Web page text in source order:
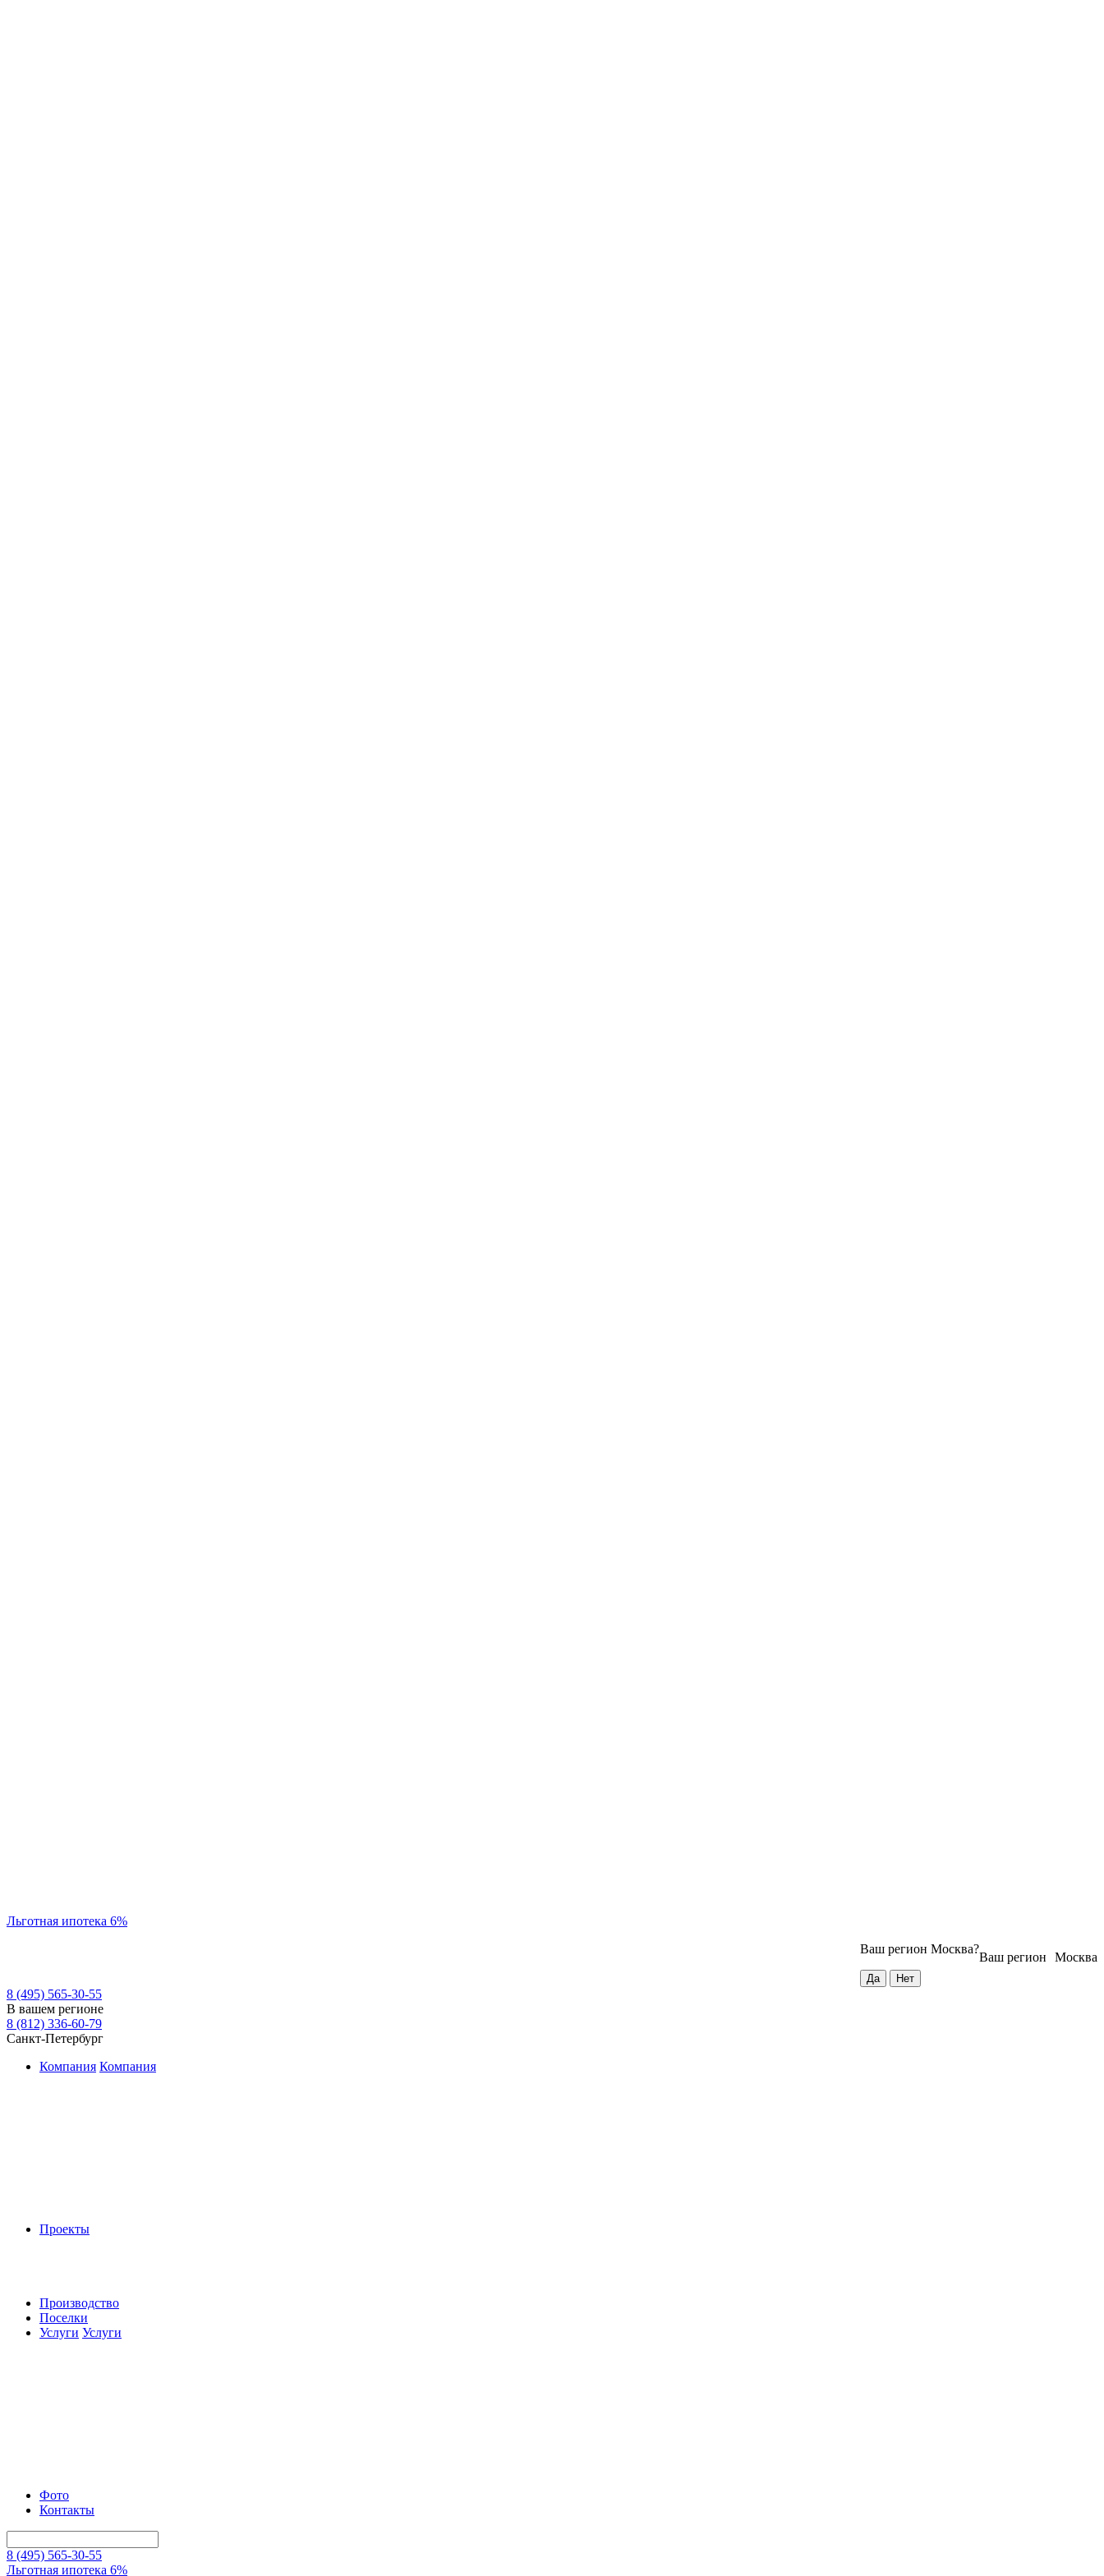
Льготная ипотека 6%
Москва
Ваш регион
Ваш регион Москва?
8 (495) 565-30-55
В вашем регионе
8 (812) 336-60-79
Санкт-Петербург
Компания Компания
Проекты
Производство
Поселки
Услуги Услуги
Фото
Контакты
8 (495) 565-30-55
Льготная ипотека 6%